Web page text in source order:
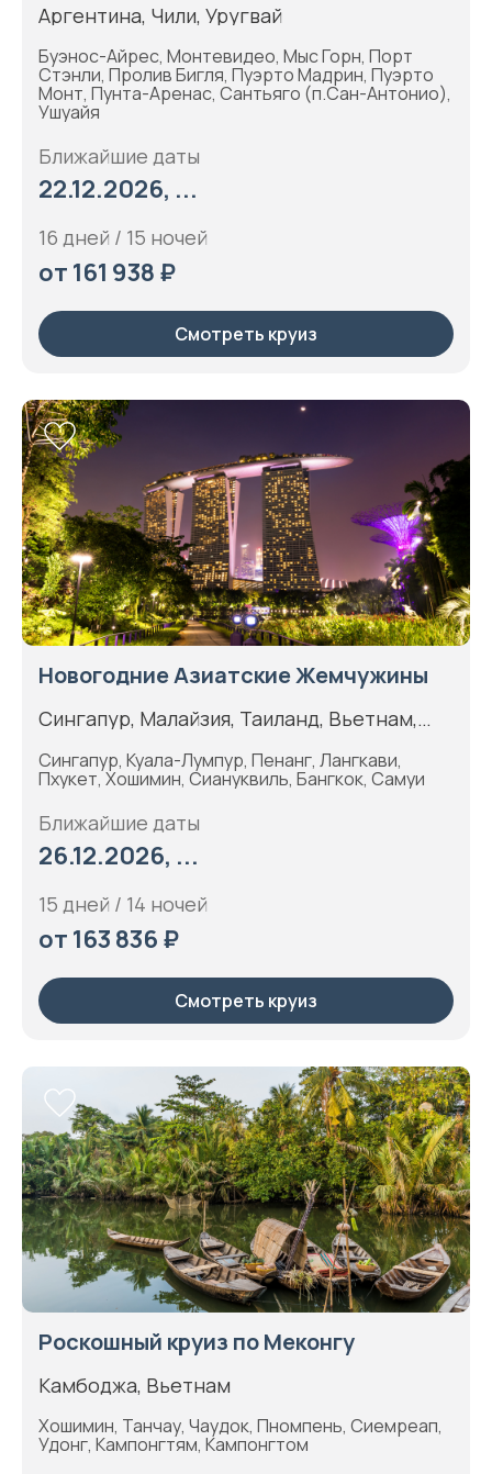
Аргентина, Чили, Уругвай
Буэнос-Айрес, Монтевидео, Мыс Горн, Порт
Стэнли, Пролив Бигля, Пуэрто Мадрин, Пуэрто
Монт, Пунта-Аренас, Сантьяго (п.Сан-Антонио),
Ушуайя
Ближайшие даты
22.12.2026, ...
16 дней / 15 ночей
от 161 938 ₽
Смотреть круиз
Новогодние Азиатские Жемчужины
Сингапур, Малайзия, Таиланд, Вьетнам,
Сингапур, Куала-Лумпур, Пенанг, Лангкави,
Пхукет, Хошимин, Сиануквиль, Бангкок, Самуи
Ближайшие даты
26.12.2026, ...
15 дней / 14 ночей
от 163 836 ₽
Смотреть круиз
Роскошный круиз по Меконгу
Камбоджа, Вьетнам
Хошимин, Танчау, Чаудок, Пномпень, Сиемреап,
Удонг, Кампонгтям, Кампонгтом